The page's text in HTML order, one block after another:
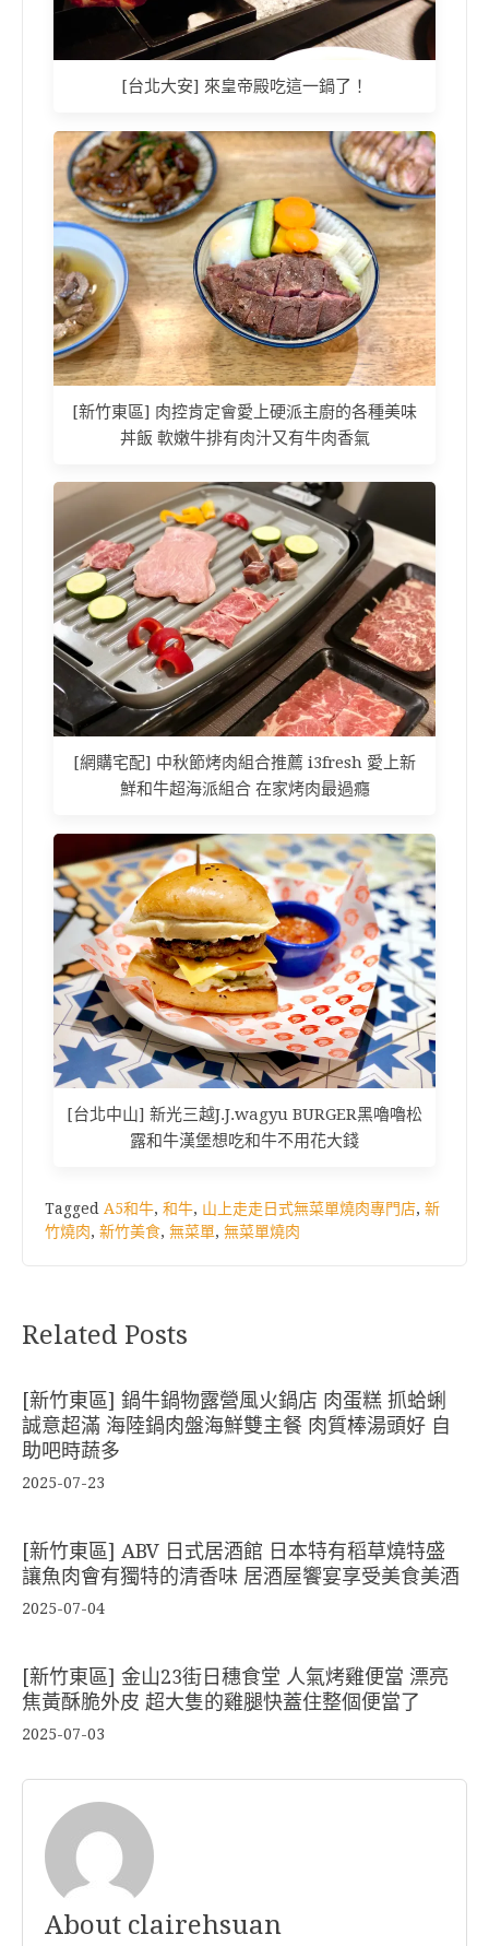
[台北大安] 來皇帝殿吃這一鍋了！
[新竹東區] 肉控肯定會愛上硬派主廚的各種美味
丼飯 軟嫩牛排有肉汁又有牛肉香氣
[網購宅配] 中秋節烤肉組合推薦 i3fresh 愛上新
鮮和牛超海派組合 在家烤肉最過癮
[台北中山] 新光三越J.J.wagyu BURGER黑嚕嚕松
露和牛漢堡想吃和牛不用花大錢
Tagged A5和牛, 和牛, 山上走走日式無菜單燒肉專門店, 新
竹燒肉, 新竹美食, 無菜單, 無菜單燒肉
Related Posts
[新竹東區] 鍋牛鍋物露營風火鍋店 肉蛋糕 抓蛤蜊
誠意超滿 海陸鍋肉盤海鮮雙主餐 肉質棒湯頭好 自
助吧時蔬多
2025-07-23
[新竹東區] ABV 日式居酒館 日本特有稻草燒特盛
讓魚肉會有獨特的清香味 居酒屋饗宴享受美食美酒
2025-07-04
[新竹東區] 金山23街日穗食堂 人氣烤雞便當 漂亮
焦黃酥脆外皮 超大隻的雞腿快蓋住整個便當了
2025-07-03
About clairehsuan